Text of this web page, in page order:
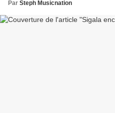
Par Steph Musicnation